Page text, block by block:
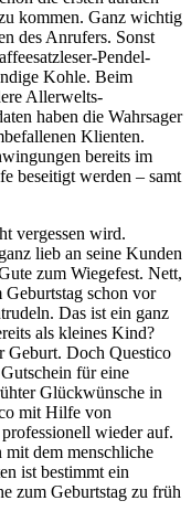
kommen. Ganz wichtig
des Anrufers. Sonst
Pendel-
Kohle. Beim
Allerwelts-
haben die Wahrsager
Klienten.
bereits im
beseitigt werden – samt
vergessen wird.
lieb an seine Kunden
zum Wiegefest. Nett,
schon vor
Das ist ein ganz
als kleines Kind?
Geburt. Doch Questico
für eine
Glückwünsche in
mit Hilfe von
wieder auf.
mit dem menschliche
ist bestimmt ein
zum Geburtstag zu früh